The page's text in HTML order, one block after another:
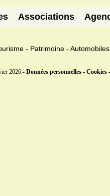
Associations
- Patrimoine - Automobiles
2026 - Données personnelles - Cookies